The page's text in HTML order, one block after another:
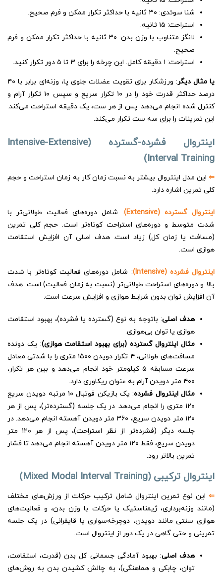
شنا سوئدی: ۳۰ ثانیه با حداکثر تکرار ممکن و فرم صحیح.
استراحت: ۱۵ ثانیه.
لانگز متناوب با وزن بدن: ۳۰ ثانیه با حداکثر تکرار ممکن و فرم
صحیح.
استراحت: ۱ دقیقه کامل. این چرخه را برای ۳ تا ۵ دور تکرار کنید.
یا مثال دیگر
: ورزشکار برای تقویت عضلات جلوی پا، وزنه‌ای برابر با ۴۰
درصد حداکثر قدرت خود را در ۱۰ تکرار سریع و سپس ۱۰ تکرار آرام و
کنترل شده انجام می‌دهد. پس از هر ست، یک دقیقه استراحت می‌کند.
این تمرینات را برای سه ست تکرار می‌کند.
اینتروال فشرده-گسترده (Intensive-Extensive
Interval Training)
⇐ این مدل اینتروال بیشتر به نسبت زمان کار به زمان استراحت و حجم
کلی تمرین اشاره دارد.
اینتروال گسترده (Extensive)
: شامل دوره‌های فعالیت طولانی‌تر با
شدت متوسط و دوره‌های استراحت کوتاه‌تر است. حجم کلی تمرین
(مسافت یا زمان کل) زیاد است. هدف اصلی آن افزایش استقامت
هوازی است.
اینتروال فشرده (Intensive)
: شامل دوره‌های فعالیت کوتاه‌تر با شدت
بالا و دوره‌های استراحت طولانی‌تر (نسبت به زمان فعالیت) است. هدف
آن افزایش توان بدون شرایط هوازی و افزایش سرعت است.
هدف اصلی: باتوجه به نوع (گسترده یا فشرده)، بهبود استقامت
هوازی یا توان بی‌هوازی.
مثال اینتروال گسترده (برای بهبود استقامت هوازی): یک دونده
مسافت‌های طولانی، ۴ تکرار دویدن ۱۵۰۰ متری را با شدتی معادل
سرعت مسابقه ۵ کیلومتر خود انجام می‌دهد و بین هر تکرار،
۴۰۰ متر دویدن آرام به عنوان ریکاوری دارد.
مثال اینتروال فشرده
: یک بازیکن فوتبال ۱۰ مرتبه دویدن سریع
۱۲۰ متری را انجام می‌دهد. در یک جلسه (گسترده‌تر)، پس از هر
۱۲۰ متر دویدن سریع، ۳۶۰ متر دویدن آهسته انجام می‌دهد. در
جلسه دیگر (فشرده‌تر از نظر استراحت)، پس از هر ۱۲۰ متر
دویدن سریع، فقط ۱۲۰ متر دویدن آهسته انجام می‌دهد تا فشار
تمرین بالاتر رود.
اینتروال ترکیبی (Mixed Modal Interval Training)
⇐ این نوع تمرین اینتروال شامل ترکیب حرکات از ورزش‌های مختلف
(مانند وزنه‌برداری، ژیمناستیک یا حرکات با وزن بدن، و فعالیت‌های
هوازی سنتی مانند دویدن، دوچرخه‌سواری یا قایقرانی) در یک جلسه
تمرینی و حتی گاهی در یک دور از اینتروال است.
هدف اصلی: بهبود آمادگی جسمانی کل بدن (قدرت، استقامت،
توان، چابکی و هماهنگی)، به چالش کشیدن بدن به روش‌های